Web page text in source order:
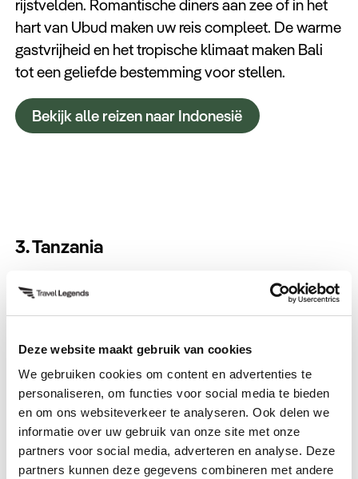
Deze website maakt gebruik van cookies
We gebruiken cookies om content en advertenties te
personaliseren, om functies voor social media te bieden
en om ons websiteverkeer te analyseren. Ook delen we
informatie over uw gebruik van onze site met onze
partners voor social media, adverteren en analyse. Deze
partners kunnen deze gegevens combineren met andere
rijstvelden. Romantische diners aan zee of in het
hart van Ubud maken uw reis compleet. De warme
gastvrijheid en het tropische klimaat maken Bali
tot een geliefde bestemming voor stellen.
Bekijk alle reizen naar Indonesië
3. Tanzania
Voor koppels die houden van avontuur en natuur
is Tanzania een droom. Een safari in Serengeti of
wilde dieren samen van dichtbij te zien. Daarna
kunt u ontspannen op de parelwitte stranden van
Zanzibar. Tanzania combineert opwindende
belevenissen met romantische rust, waardoor het
een onvergetelijke bestemming is voor twee.